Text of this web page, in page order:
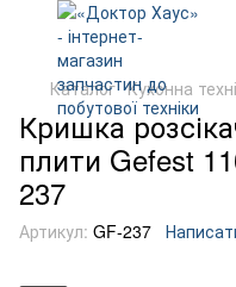
Каталог Кухонна
Кришка
плити Gefest
237
Артикул: GF-237